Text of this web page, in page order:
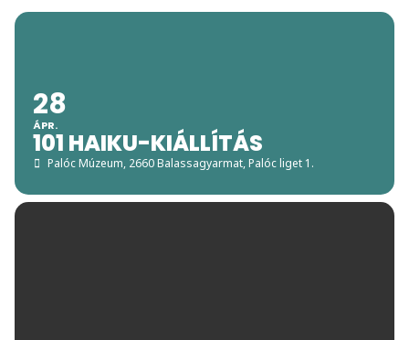
28
ÁPR.
101 HAIKU-KIÁLLÍTÁS
Palóc Múzeum, 2660 Balassagyarmat, Palóc liget 1.